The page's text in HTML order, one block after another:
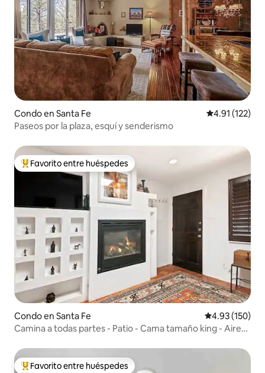
Condo en Santa Fe Calificación
4.91 (122)
Paseos por la plaza, esquí y senderismo
Favorito entre huéspedes preferido
Favorito entre huéspedes
Condo en Santa Fe Calificación
4.93 (150)
Camina a todas partes - Patio - Cama tamaño king - Aire
Favorito entre huéspedes